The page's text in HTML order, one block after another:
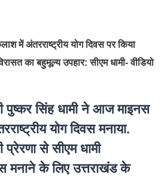
में अंतरराष्ट्रीय योग दिवस पर किया
का बहुमूल्य उपहार: सीएम धामी- वीडियो
पुष्कर सिंह धामी ने आज माइनस
योग दिवस मनाया.
से सीएम धामी
मनाने के लिए उत्तराखंड के